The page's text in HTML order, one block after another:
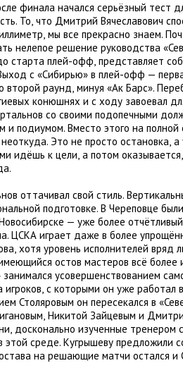
финала начался серьёзный тест
То, что Дмитрий Вячеславович
, мы все прекрасно знаем.
нелепое решение руководства «
старта плей-офф, представляет
с «Сибирью» в плей-офф —
второй раунд, минуя «Ак Барс».
конюшнях и с ходу завоевал
со своими подопечными
и подиумом. Вместо этого на полной
Это не просто остановка, а
идёшь к цели, а потом оказывается,
оттачивал свой стиль.
подготовке. В Череповце
— уже более
ЦСКА играет даже в более
, хотя уровень исполнителей вряд
остов мастеров всё более
усовершенствованием
игроков, с которыми он уже работал
Столяровым он пересекался в
, Никитой Зайцевым и
, досконально изученные тренером
среде. Кугрышеву предложили
на решающие матчи остался и